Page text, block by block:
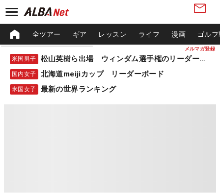
メルマガ登録
全ツアー ギア レッスン ライフ 漫画 ゴル
米国男子 松山英樹ら出場 ウィンダム選手権のリーダーボード
国内女子 北海道meijiカップ リーダーボード
米国女子 最新の世界ランキング